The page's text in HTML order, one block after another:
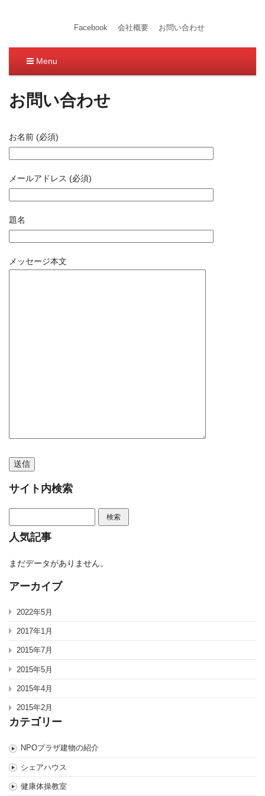
福知山のNPOプラザ
NPOプラザは福知山市の駅南にあり、健康体操教室・イ
Facebook 会社概要 お問い合わせ
Menu
お問い合わせ
お名前 (必須)
メールアドレス (必須)
題名
メッセージ本文
サイト内検索
人気記事
まだデータがありません。
アーカイブ
2022年5月
2017年1月
2015年7月
2015年5月
2015年4月
2015年2月
カテゴリー
NPOプラザ建物の紹介
シェアハウス
健康体操教室